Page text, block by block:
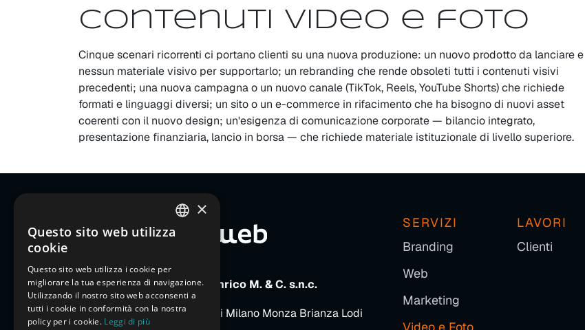
contenuti video e foto
Cinque scenari ricorrenti ci portano clienti su una nuova produzione: un nuovo prodotto da lanciare e
nessun materiale visivo per supportarlo; un rebranding che rende obsoleti tutti i contenuti visivi
precedenti; una nuova campagna o un nuovo canale (TikTok, Reels, YouTube Shorts) che richiede
formati e linguaggi diversi; un sito o un e-commerce in rifacimento che ha bisogno di nuovi asset
coerenti con il nuovo design; un'esigenza di comunicazione corporate — bilancio integrato,
presentazione finanziaria, lancio in borsa — che richiede materiale istituzionale di livello superiore.
E-Motion Web di Parizzi Enrico M. & C. s.n.c.
P.IVA e C.F. 13366770157
Iscritta al Registro Imprese di Milano Monza Brianza Lodi
SERVIZI
Branding
Web
Marketing
LAVORI
Clienti
ITALIAN
FRENCH
GERMAN
×
Questo sito web utilizza
cookie
Questo sito web utilizza i cookie per
migliorare la tua esperienza di navigazione.
Utilizzando il nostro sito web acconsenti a
tutti i cookie in conformità con la nostra
policy per i cookie. Leggi di più